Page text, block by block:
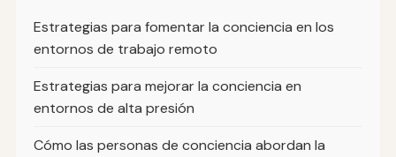
Estrategias para fomentar la conciencia en los
entornos de trabajo remoto
Estrategias para mejorar la conciencia en
entornos de alta presión
Cómo las personas de conciencia abordan la